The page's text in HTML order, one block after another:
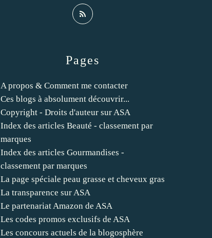
Pages
A propos & Comment me contacter
Ces blogs à absolument découvrir...
Copyright - Droits d'auteur sur ASA
Index des articles Beauté - classement par
marques
Index des articles Gourmandises -
classement par marques
La page spéciale peau grasse et cheveux gras
La transparence sur ASA
Le partenariat Amazon de ASA
Les codes promos exclusifs de ASA
Les concours actuels de la blogosphère